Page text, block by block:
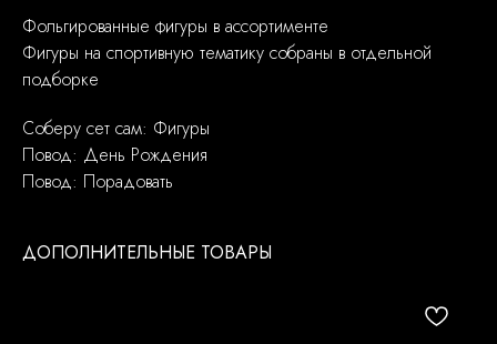
Фольгированные фигуры в ассортименте
Фигуры на спортивную тематику собраны в отдельной
подборке
Соберу сет сам: Фигуры
Повод: День Рождения
Повод: Порадовать
ДОПОЛНИТЕЛЬНЫЕ ТОВАРЫ